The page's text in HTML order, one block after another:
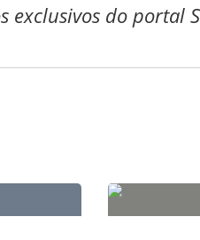
exclusivos do portal